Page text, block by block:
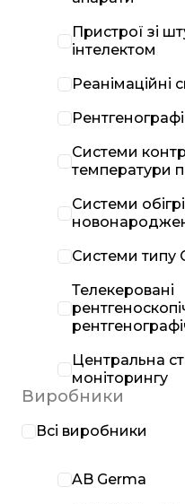
Пристрої зі
інтелектом
Реанімаційні
Системи
температури
Системи
Системи типу
Телекеровані
Центральна
моніторингу
Виробники
Всі виробники
AB Germa